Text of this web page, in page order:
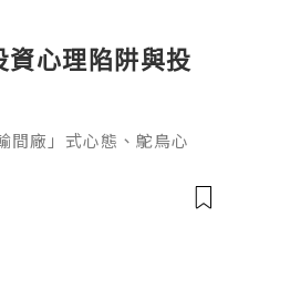
心理陷阱與投
間廠」式心態、鴕鳥心
框架。